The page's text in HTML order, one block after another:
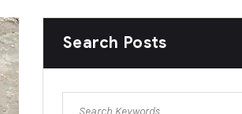
Search Posts